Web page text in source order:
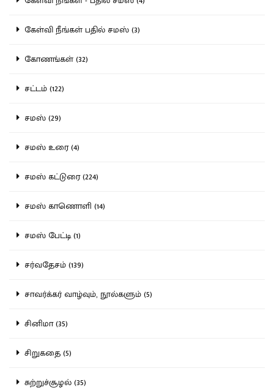
கேள்வி நீங்கள் பதில் சமஸ் (3)
கோணங்கள் (32)
சட்டம் (122)
சமஸ் (29)
சமஸ் உரை (4)
சமஸ் கட்டுரை (224)
சமஸ் காணொளி (14)
சமஸ் பேட்டி (1)
சர்வதேசம் (139)
சாவர்க்கர் வாழ்வும், நூல்களும் (5)
சினிமா (35)
சிறுகதை (5)
சுற்றுச்சூழல் (35)